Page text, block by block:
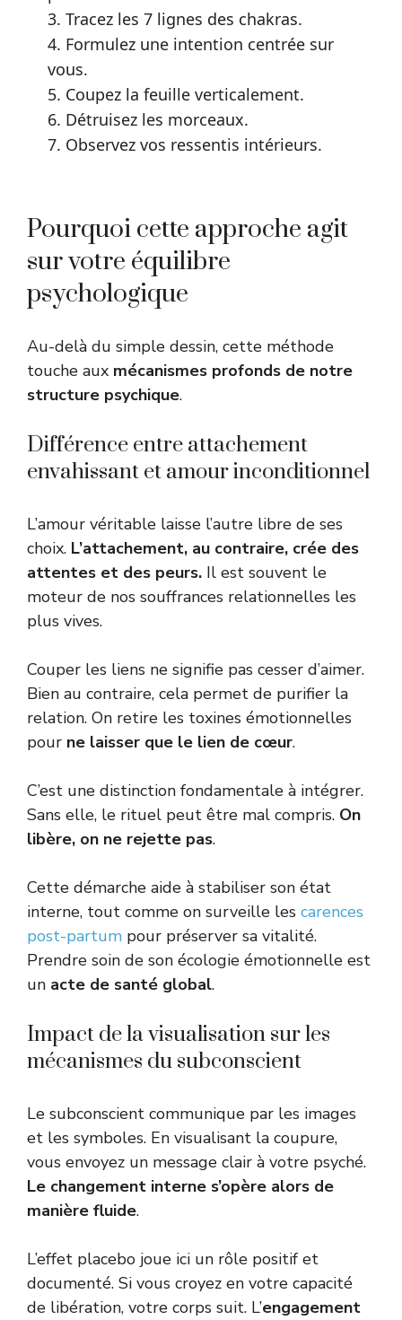
3. Tracez les 7 lignes des chakras.
4. Formulez une intention centrée sur
vous.
5. Coupez la feuille verticalement.
6. Détruisez les morceaux.
7. Observez vos ressentis intérieurs.
Pourquoi cette approche agit
sur votre équilibre
psychologique
Au-delà du simple dessin, cette méthode
touche aux mécanismes profonds de notre
structure psychique.
Différence entre attachement
envahissant et amour inconditionnel
L’amour véritable laisse l’autre libre de ses
choix. L’attachement, au contraire, crée des
attentes et des peurs. Il est souvent le
moteur de nos souffrances relationnelles les
plus vives.
Couper les liens ne signifie pas cesser d’aimer.
Bien au contraire, cela permet de purifier la
relation. On retire les toxines émotionnelles
pour ne laisser que le lien de cœur.
C’est une distinction fondamentale à intégrer.
Sans elle, le rituel peut être mal compris. On
libère, on ne rejette pas.
Cette démarche aide à stabiliser son état
interne, tout comme on surveille les carences
post-partum pour préserver sa vitalité.
Prendre soin de son écologie émotionnelle est
un acte de santé global.
Impact de la visualisation sur les
mécanismes du subconscient
Le subconscient communique par les images
et les symboles. En visualisant la coupure,
vous envoyez un message clair à votre psyché.
Le changement interne s’opère alors de
manière fluide.
L’effet placebo joue ici un rôle positif et
documenté. Si vous croyez en votre capacité
de libération, votre corps suit. L’engagement